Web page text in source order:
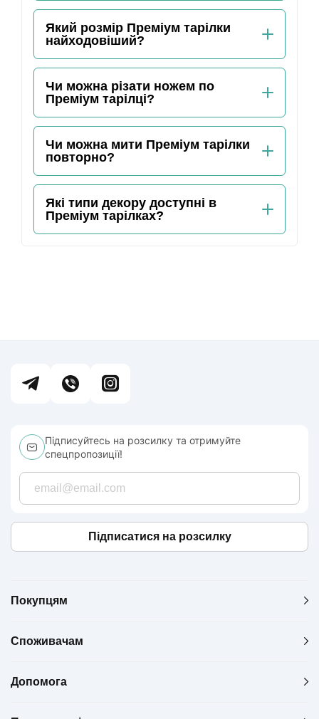
Який розмір Преміум тарілки
найходовіший?
Чи можна різати ножем по
Преміум тарілці?
Чи можна мити Преміум тарілки
повторно?
Які типи декору доступні в
Преміум тарілках?
Підписуйтесь на розсилку та отримуйте
спецпропозиції!
Підписатися на розсилку
Покупцям
Споживачам
Допомога